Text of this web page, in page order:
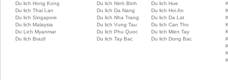
Du lich Hong Kong
Du lich Thai Lan
Du lich Singapore
Du lich Malaysia
Du Lich Myanmar
Du lich Brazil
Du lich Ninh Binh
Du lich Hue
Du lich Da Nang
Du lich Hoi An
Du lich Nha Trang
Du lich Da Lat
Du lich Vung Tau
Du lich Can Tho
Du lich Phu Quoc
Du lich Mien Tay
Du lich Tay Bac
Du lich Dong Bac